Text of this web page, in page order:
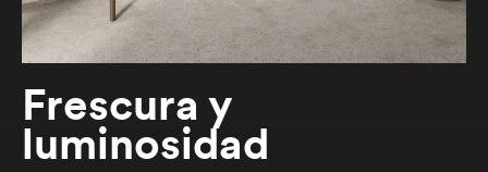
Frescura y
luminosidad